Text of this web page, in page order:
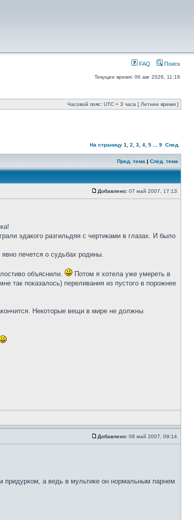
FAQ Поиск
Текущее время: 06 авг 2026, 11:18
Часовой пояс: UTC + 3 часа [ Летнее время ]
На страницу 1 2 3 4 5 9 След.
Пред. тема | След. тема
Добавлено: 07 май 2007, 17:13
эдакого разгильдяя с чертиками в глазах. И было
печется о судьбах родины.
объяснили.
Потом я хотела уже умереть в
так показалось) переливания из пустого в порожнее
Некоторые вещи в мире не должны
Добавлено: 08 май 2007, 09:14
а ведь в мультике он нормальным парнем